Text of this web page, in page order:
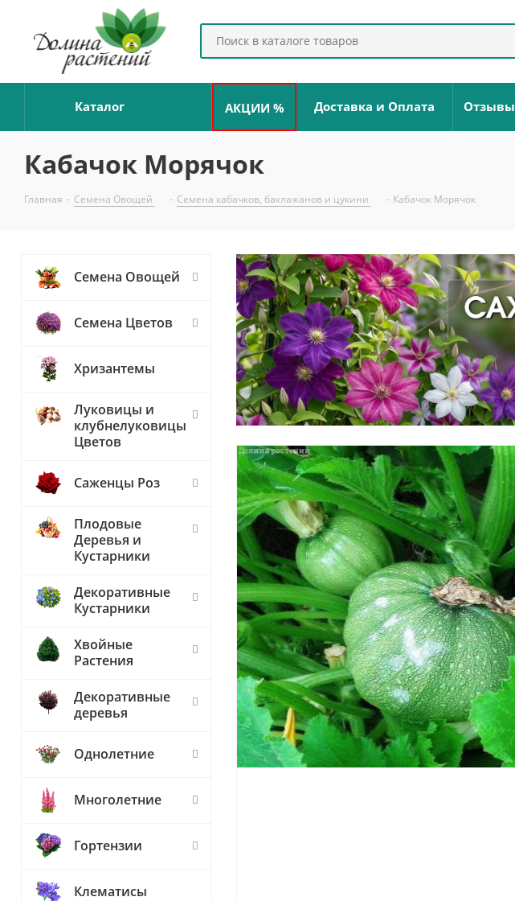
Каталог АКЦИИ % Доставка и Оплата Отзывы
Кабачок Морячок
Главная - Семена Овощей - Семена кабачков, баклажанов и цукини - Кабачок Морячок
Семена Овощей
Семена Цветов
Хризантемы
Луковицы и
клубнелуковицы
Цветов
Саженцы Роз
Плодовые
Деревья и
Кустарники
Декоративные
Кустарники
Хвойные
Растения
Декоративные
деревья
Однолетние
Многолетние
Гортензии
Клематисы